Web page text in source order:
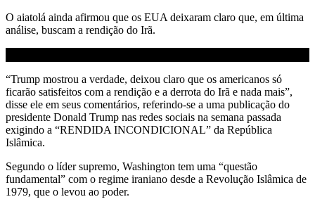
O aiatolá ainda afirmou que os EUA deixaram claro que, em última
análise, buscam a rendição do Irã.
“Trump mostrou a verdade, deixou claro que os americanos só
ficarão satisfeitos com a rendição e a derrota do Irã e nada mais”,
disse ele em seus comentários, referindo-se a uma publicação do
presidente Donald Trump nas redes sociais na semana passada
exigindo a “RENDIDA INCONDICIONAL” da República
Islâmica.
Segundo o líder supremo, Washington tem uma “questão
fundamental” com o regime iraniano desde a Revolução Islâmica de
1979, que o levou ao poder.